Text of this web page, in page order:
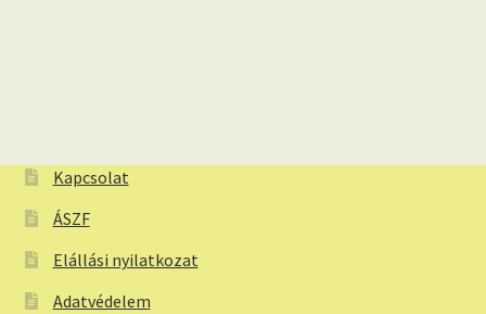
Kapcsolat
ÁSZF
Elállási nyilatkozat
Adatvédelem